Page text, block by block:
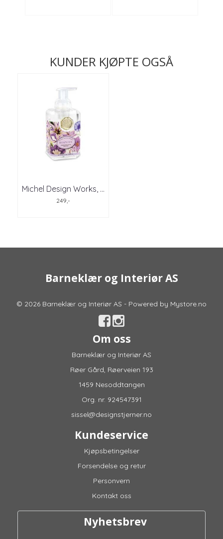
KUNDER KJØPTE OGSÅ
Michel Design Works, ...
249,-
Barneklær og Interiør AS
© 2026 Barneklær og Interiør AS - Powered by Mystore.no
Om oss
Barneklær og Interiør AS
Røer Gård, Røerveien 193
1459 Nesoddtangen
Org. nr. 924547391
sissel@designstjerner.no
Kundeservice
Kjøpsbetingelser
Forsendelse og retur
Personvern
Kontakt oss
Nyhetsbrev